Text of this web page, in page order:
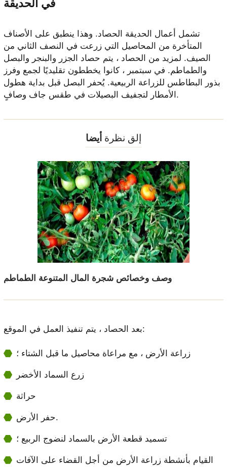
في الحديقة
تشمل أعمال الحديقة الحصاد. وهذا ينطبق على الأصناف
المتأخرة من المحاصيل التي زرعت في النصف الثاني من
الصيف. لمزيد من الحصاد ، يتم حصاد الجزر والبنجر والبصل
والطماطم. في سبتمبر ، كانوا يخططون تقليديًا لجمع وفرز
بذور البطاطس للزراعة الربيعية. يُحفر البصل قبل بداية هطول
الأمطار لتجفيف البصيلات في طقس جاف وصافٍ.
إلق نظرة أيضا
وصف وخصائص شجرة المال المتنوعة الطماطم
بعد الحصاد ، يتم تنفيذ العمل في الموقع:
زراعة الأرض ، مع مراعاة محاصيل ما قبل الشتاء ؛
زرع السماد الأخضر
حراثة
حفر الأرض.
تسميد قطعة الأرض بالسماد لنضوج الربيع ؛
القيام بأنشطة زراعة الأرض من أجل القضاء على الآفات